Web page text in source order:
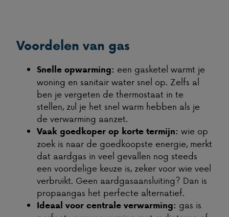
Voordelen van gas
Snelle opwarming: een gasketel warmt je
woning en sanitair water snel op. Zelfs al
ben je vergeten de thermostaat in te
stellen, zul je het snel warm hebben als je
de verwarming aanzet.
Vaak goedkoper op korte termijn: wie op
zoek is naar de goedkoopste energie, merkt
dat aardgas in veel gevallen nog steeds
een voordelige keuze is, zeker voor wie veel
verbruikt. Geen aardgasaansluiting? Dan is
propaangas het perfecte alternatief.
Ideaal voor centrale verwarming: gas is